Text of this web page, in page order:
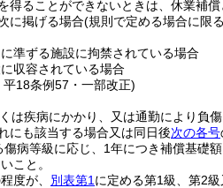
得ることができないときは、休業補
に掲げる場合(規則で定める場合に限
準ずる施設に拘禁されている場合
収容されている場合
18条例57・一部改正)
は疾病にかかり、又は通勤により負
にも該当する場合又は同日後次の各号
傷病等級に応じ、1年につき補償基礎額
こと。
度が、 別表第1 に定める第1級、第2